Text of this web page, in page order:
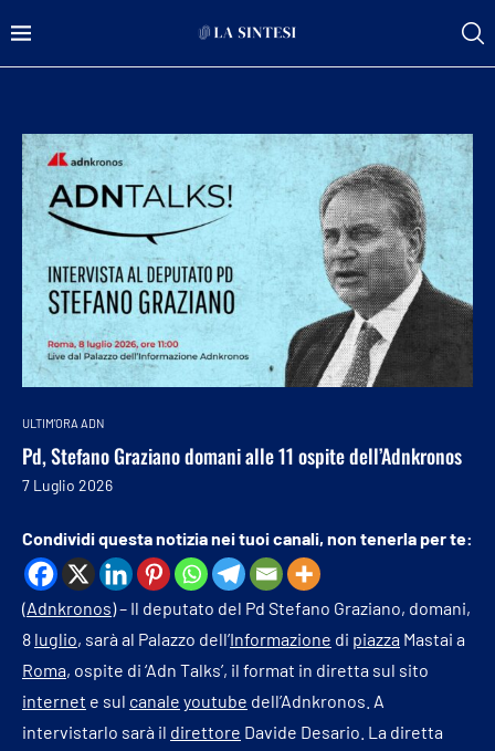
ULTIM'ORA ADN
Pd, Stefano Graziano domani alle 11 ospite dell’Adnkronos
7 Luglio 2026
Condividi questa notizia nei tuoi canali, non tenerla per te:
(Adnkronos) – Il deputato del Pd Stefano Graziano, domani,
8 luglio, sarà al Palazzo dell’Informazione di piazza Mastai a
Roma, ospite di ‘Adn Talks’, il format in diretta sul sito
internet e sul canale youtube dell’Adnkronos. A
intervistarlo sarà il direttore Davide Desario. La diretta